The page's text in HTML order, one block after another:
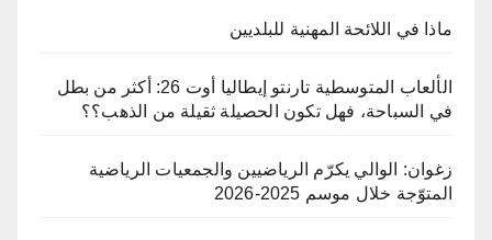
ماذا في اللائحة المهنية للبلديين
الألعاب المتوسطية تارنتو إيطاليا أوت 26: أكثر من بطل
في السباحة، فهل تكون الحصيلة ثقيلة من الذهب؟؟
زغوان: الوالي يكرّم الرياضيين والجمعيات الرياضية
المتوّجة خلال موسم 2025-2026